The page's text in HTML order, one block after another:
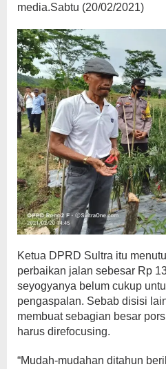
media.Sabtu (20/02/2021)
Ketua DPRD Sultra itu
perbaikan jalan sebesar Rp
seyogyanya belum cukup
pengaspalan. Sebab disisi
membuat sebagian besar
harus direfocusing.
“Mudah-mudahan ditahun